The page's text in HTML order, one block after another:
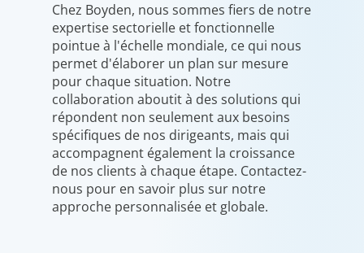
Chez Boyden, nous sommes fiers de notre
expertise sectorielle et fonctionnelle
pointue à l'échelle mondiale, ce qui nous
permet d'élaborer un plan sur mesure
pour chaque situation. Notre
collaboration aboutit à des solutions qui
répondent non seulement aux besoins
spécifiques de nos dirigeants, mais qui
accompagnent également la croissance
de nos clients à chaque étape. Contactez-
nous pour en savoir plus sur notre
approche personnalisée et globale.